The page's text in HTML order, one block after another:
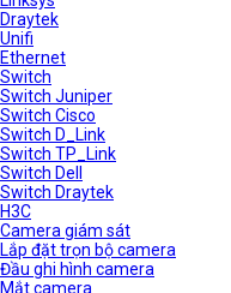
Draytek
Unifi
Ethernet
Switch
Switch Juniper
Switch Cisco
Switch D_Link
Switch TP_Link
Switch Dell
Switch Draytek
H3C
Camera giám sát
Lắp đặt trọn bộ camera
Đầu ghi hình camera
Mắt camera